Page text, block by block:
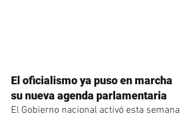
El oficialismo ya puso en marcha
su nueva agenda parlamentaria
El Gobierno nacional activó esta semana